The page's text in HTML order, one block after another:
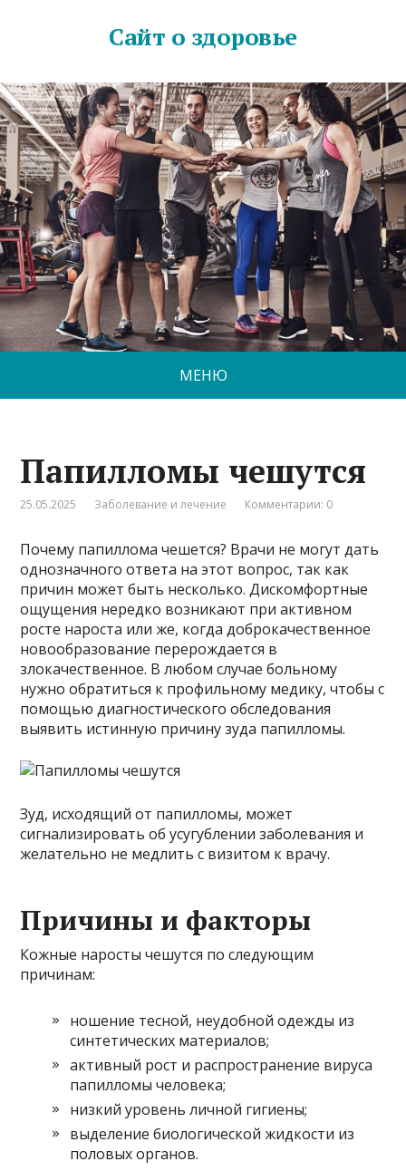
Сайт о здоровье
МЕНЮ
Папилломы чешутся
25.05.2025 Заболевание и лечение Комментарии: 0
Почему папиллома чешется? Врачи не могут дать
однозначного ответа на этот вопрос, так как
причин может быть несколько. Дискомфортные
ощущения нередко возникают при активном
росте нароста или же, когда доброкачественное
новообразование перерождается в
злокачественное. В любом случае больному
нужно обратиться к профильному медику, чтобы с
помощью диагностического обследования
выявить истинную причину зуда папилломы.
Зуд, исходящий от папилломы, может
сигнализировать об усугублении заболевания и
желательно не медлить с визитом к врачу.
Причины и факторы
Кожные наросты чешутся по следующим
причинам:
ношение тесной, неудобной одежды из
синтетических материалов;
активный рост и распространение вируса
папилломы человека;
низкий уровень личной гигиены;
выделение биологической жидкости из
половых органов.